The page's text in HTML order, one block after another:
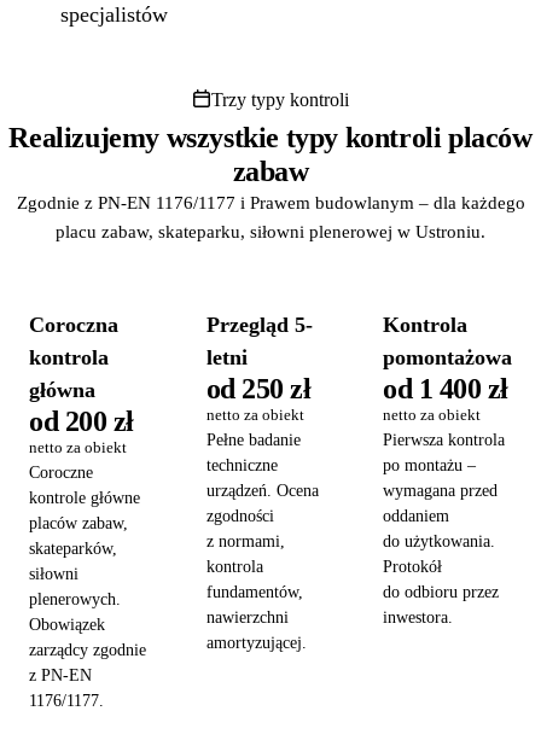
specjalistów
Trzy typy kontroli
Realizujemy wszystkie typy kontroli placów
zabaw
Zgodnie z PN-EN 1176/1177 i Prawem budowlanym – dla każdego
placu zabaw, skateparku, siłowni plenerowej w Ustroniu.
Coroczna
kontrola
główna
od 200 zł
netto za obiekt
Coroczne
kontrole główne
placów zabaw,
skateparków,
siłowni
plenerowych.
Obowiązek
zarządcy zgodnie
z PN-EN
1176/1177.
Przegląd 5-
letni
od 250 zł
netto za obiekt
Pełne badanie
techniczne
urządzeń. Ocena
zgodności
z normami,
kontrola
fundamentów,
nawierzchni
amortyzującej.
Kontrola
pomontażowa
od 1 400 zł
netto za obiekt
Pierwsza kontrola
po montażu –
wymagana przed
oddaniem
do użytkowania.
Protokół
do odbioru przez
inwestora.